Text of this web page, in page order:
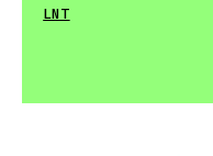
LNT